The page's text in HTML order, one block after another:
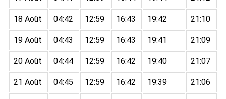
18 Août 04:42 12:59 16:43 19:42 21:10
19 Août 04:43 12:59 16:43 19:41 21:09
20 Août 04:44 12:59 16:42 19:40 21:07
21 Août 04:45 12:59 16:42 19:39 21:06